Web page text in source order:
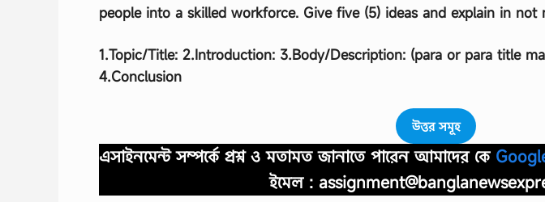
people into a skilled workforce. Give five (5) ideas and explain in
1.Topic/Title: 2.Introduction: 3.Body/Description: (para or para title
4.Conclusion
উত্তর সমূহ
এসাইনমেন্ট সম্পর্কে প্রশ্ন ও মতামত জানাতে পারেন আমাদের কে
ইমেল :